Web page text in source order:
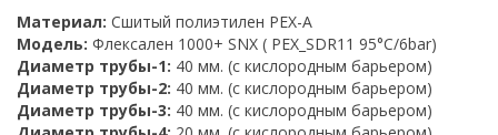
Материал: Сшитый полиэтилен PEX-A
Модель: Флексален 1000+ SNX ( PEX_SDR11 95°C/6bar)
Диаметр трубы-1: 40 мм. (с кислородным барьером)
Диаметр трубы-2: 40 мм. (с кислородным барьером)
Диаметр трубы-3: 40 мм. (с кислородным барьером)